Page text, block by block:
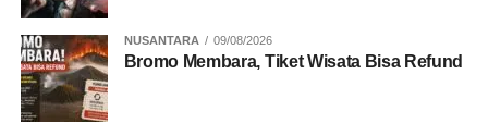
NUSANTARA 09/08/2026
Bromo Membara, Tiket Wisata Bisa Refund